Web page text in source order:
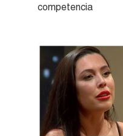
competencia